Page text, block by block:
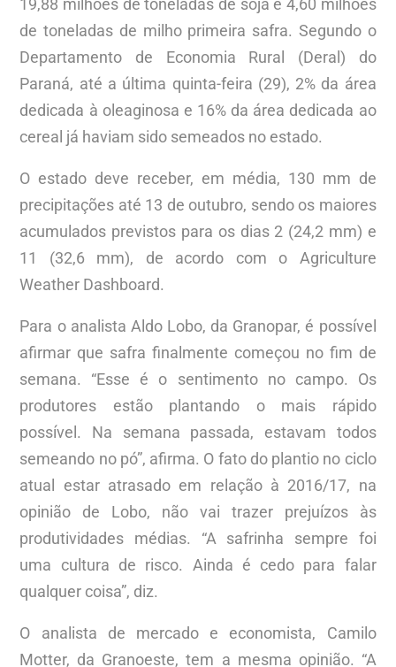
19,88 milhões de toneladas de soja e 4,60 milhões
de toneladas de milho primeira safra. Segundo o
Departamento de Economia Rural (Deral) do
Paraná, até a última quinta-feira (29), 2% da área
dedicada à oleaginosa e 16% da área dedicada ao
cereal já haviam sido semeados no estado.
O estado deve receber, em média, 130 mm de
precipitações até 13 de outubro, sendo os maiores
acumulados previstos para os dias 2 (24,2 mm) e
11 (32,6 mm), de acordo com o Agriculture
Weather Dashboard.
Para o analista Aldo Lobo, da Granopar, é possível
afirmar que safra finalmente começou no fim de
semana. “Esse é o sentimento no campo. Os
produtores estão plantando o mais rápido
possível. Na semana passada, estavam todos
semeando no pó”, afirma. O fato do plantio no ciclo
atual estar atrasado em relação à 2016/17, na
opinião de Lobo, não vai trazer prejuízos às
produtividades médias. “A safrinha sempre foi
uma cultura de risco. Ainda é cedo para falar
qualquer coisa”, diz.
O analista de mercado e economista, Camilo
Motter, da Granoeste, tem a mesma opinião. “A